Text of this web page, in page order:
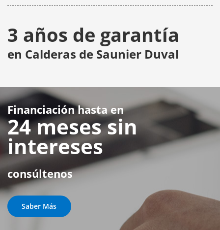
3 años de garantía
en Calderas de Saunier Duval
Financiación hasta en
24 meses sin
intereses
consúltenos
Saber Más